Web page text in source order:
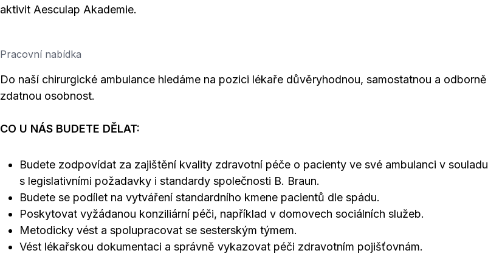
aktivit Aesculap Akademie.
Pracovní nabídka
Do naší chirurgické ambulance hledáme na pozici lékaře důvěryhodnou, samostatnou a odborně
zdatnou osobnost.
CO U NÁS BUDETE DĚLAT:
Budete zodpovídat za zajištění kvality zdravotní péče o pacienty ve své ambulanci v souladu
s legislativními požadavky i standardy společnosti B. Braun.
Budete se podílet na vytváření standardního kmene pacientů dle spádu.
Poskytovat vyžádanou konziliární péči, například v domovech sociálních služeb.
Metodicky vést a spolupracovat se sesterským týmem.
Vést lékařskou dokumentaci a správně vykazovat péči zdravotním pojišťovnám.